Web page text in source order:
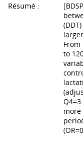
Résumé :
to
more